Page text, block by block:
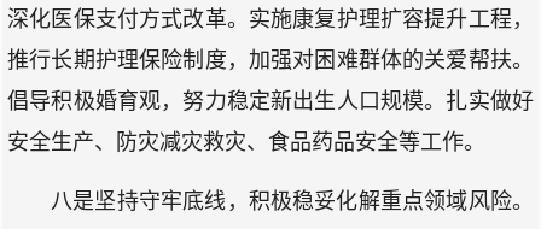
深化医保支付方式改革。实施康复护理扩容提升工程，
推行长期护理保险制度，加强对困难群体的关爱帮扶。
倡导积极婚育观，努力稳定新出生人口规模。扎实做好
安全生产、防灾减灾救灾、食品药品安全等工作。
八是坚持守牢底线，积极稳妥化解重点领域风险。